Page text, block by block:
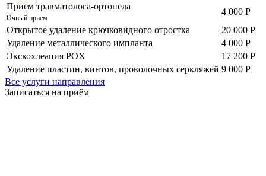
Прием травматолога-ортопеда
Очный прием
4 000 Р
Открытое удаление крючковидного отростка
20 000 Р
Удаление металлического импланта
4 000 Р
Экскохлеация POX
17 200 Р
Удаление пластин, винтов, проволочных серкляжей 9 000 Р
Все услуги направления
Записаться на приём